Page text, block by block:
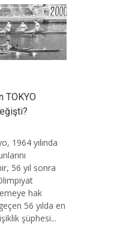
TOKYO
1964 yılında
56 yıl sonra
hak
56 yılda en
şüphesi...